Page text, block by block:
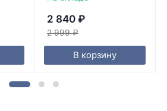
2 840 ₽
2 999 ₽
В корзину